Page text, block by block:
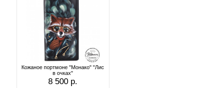
Кожаное портмоне "Монако" "Лис
в очках"
8 500 р.